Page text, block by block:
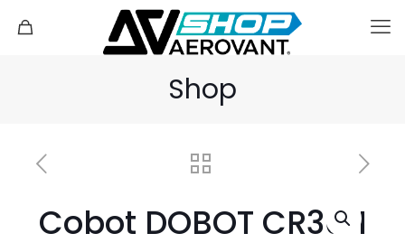
Shop
Cobot DOBOT CR30H